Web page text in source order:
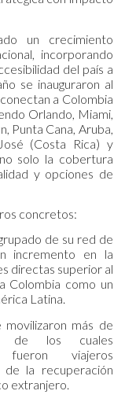
un crecimiento
incorporando
del país a
se inauguraron al
a Colombia
Orlando, Miami,
Punta Cana, Aruba,
(Costa Rica) y
solo la cobertura
y opciones de
concretos:
de su red de
incremento en la
directas superior al
Colombia como un
Latina.
más de
de los cuales
viajeros
de la recuperación
extranjero.